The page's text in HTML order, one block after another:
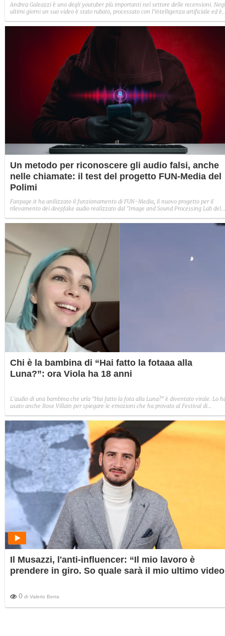
Andrea Galeazzi è uno degli youtuber più importanti nel settore delle recensioni.
ultimi giorni un suo video è stato rubato, processato con l'intelligenza artificiale ed è
Un metodo per riconoscere gli audio falsi, anche
nelle chiamate: il test del progetto FUN-Media del
Polimi
Fanpage.it ha anilizzato il funzionamento di FUN-Media, il nuovo progetto per il
rilevamento dei deepfake audio realizzato dal ’Image and Sound Processing Lab del
veniva riconosciuto come tale.
Chi è la bambina di “Hai fatto la fotaaa alla
Luna?”: ora Viola ha 18 anni
L'audio di una bambina che urla "Hai fatto la fota alla Luna?" è diventato virale. Lo
usato anche Rose Villain per spiegare le emozioni che ha provato al Festival di
18 anni.
Il Musazzi, l'anti-influencer: “Il mio lavoro è
prendere in giro. So quale sarà il mio ultimo
0 di Valerio Berra